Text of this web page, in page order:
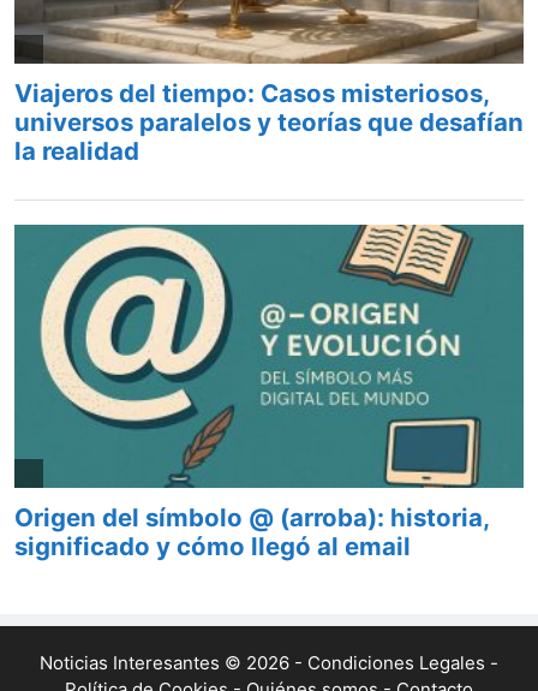
Noticias Interesantes © 2026 - Condiciones Legales -